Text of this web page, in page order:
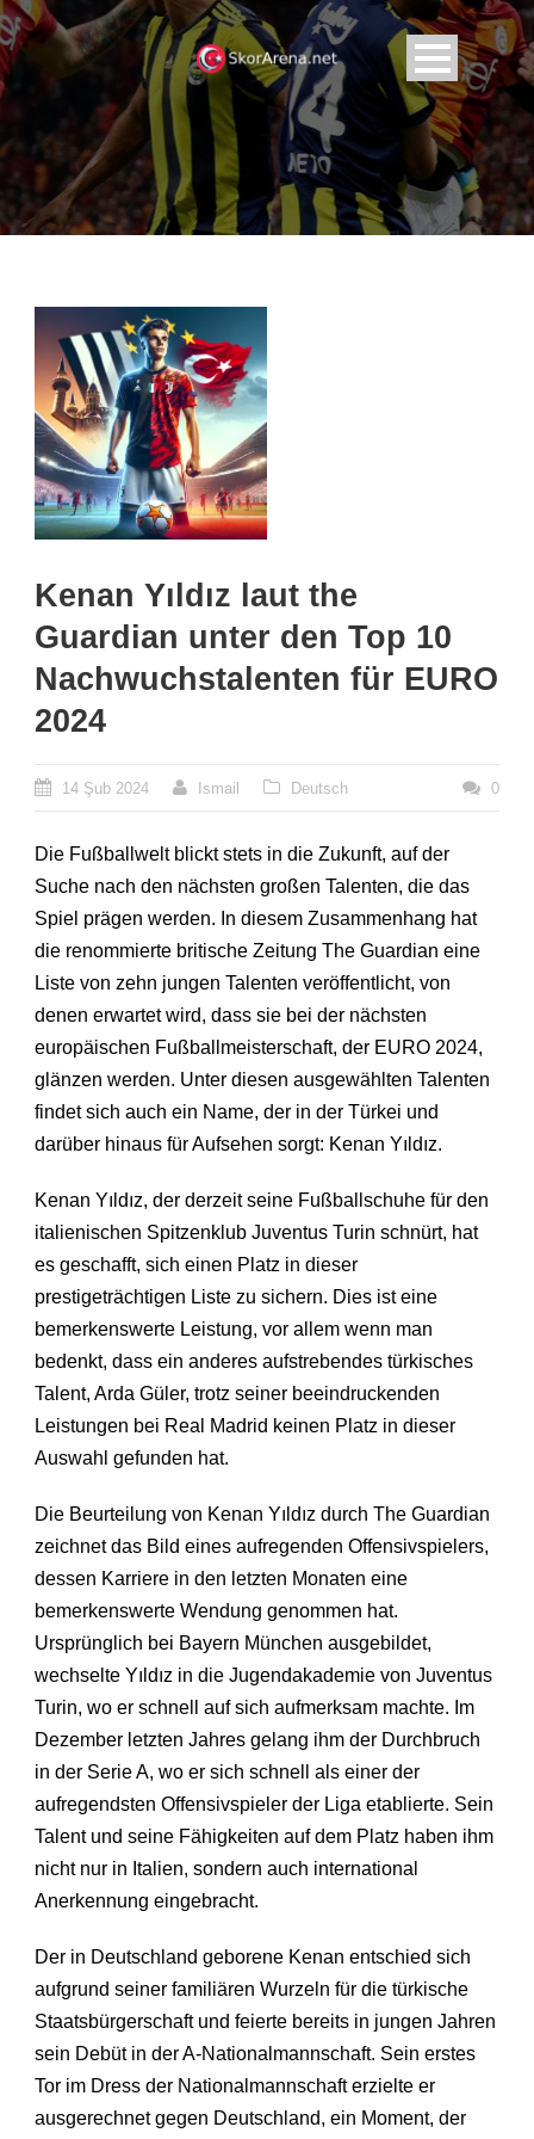
Kenan Yıldız laut the
Guardian unter den Top 10
Nachwuchstalenten für EURO
2024
14 Şub 2024 Ismail Deutsch 0
Die Fußballwelt blickt stets in die Zukunft, auf der
Suche nach den nächsten großen Talenten, die das
Spiel prägen werden. In diesem Zusammenhang hat
die renommierte britische Zeitung The Guardian eine
Liste von zehn jungen Talenten veröffentlicht, von
denen erwartet wird, dass sie bei der nächsten
europäischen Fußballmeisterschaft, der EURO 2024,
glänzen werden. Unter diesen ausgewählten Talenten
findet sich auch ein Name, der in der Türkei und
darüber hinaus für Aufsehen sorgt: Kenan Yıldız.
Kenan Yıldız, der derzeit seine Fußballschuhe für den
italienischen Spitzenklub Juventus Turin schnürt, hat
es geschafft, sich einen Platz in dieser
prestigeträchtigen Liste zu sichern. Dies ist eine
bemerkenswerte Leistung, vor allem wenn man
bedenkt, dass ein anderes aufstrebendes türkisches
Talent, Arda Güler, trotz seiner beeindruckenden
Leistungen bei Real Madrid keinen Platz in dieser
Auswahl gefunden hat.
Die Beurteilung von Kenan Yıldız durch The Guardian
zeichnet das Bild eines aufregenden Offensivspielers,
dessen Karriere in den letzten Monaten eine
bemerkenswerte Wendung genommen hat.
Ursprünglich bei Bayern München ausgebildet,
wechselte Yıldız in die Jugendakademie von Juventus
Turin, wo er schnell auf sich aufmerksam machte. Im
Dezember letzten Jahres gelang ihm der Durchbruch
in der Serie A, wo er sich schnell als einer der
aufregendsten Offensivspieler der Liga etablierte. Sein
Talent und seine Fähigkeiten auf dem Platz haben ihm
nicht nur in Italien, sondern auch international
Anerkennung eingebracht.
Der in Deutschland geborene Kenan entschied sich
aufgrund seiner familiären Wurzeln für die türkische
Staatsbürgerschaft und feierte bereits in jungen Jahren
sein Debüt in der A-Nationalmannschaft. Sein erstes
Tor im Dress der Nationalmannschaft erzielte er
ausgerechnet gegen Deutschland, ein Moment, der